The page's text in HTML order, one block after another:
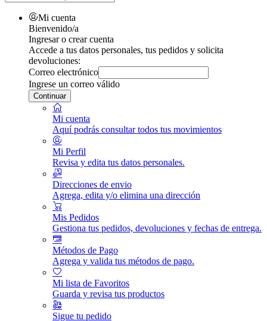
Mi cuenta
Bienvenido/a
Ingresar o crear cuenta
Accede a tus datos personales, tus pedidos y solicita
devoluciones:
Correo electrónico
Ingrese un correo válido
Continuar
Mi cuenta
Aquí podrás consultar todos tus movimientos
Mi Perfil
Revisa y edita tus datos personales.
Direcciones de envio
Agrega, edita y/o elimina una dirección
Mis Pedidos
Gestiona tus pedidos, devoluciones y fechas de entrega.
Métodos de Pago
Agrega y valida tus métodos de pago.
Mi lista de Favoritos
Guarda y revisa tus productos
Sigue tu pedido